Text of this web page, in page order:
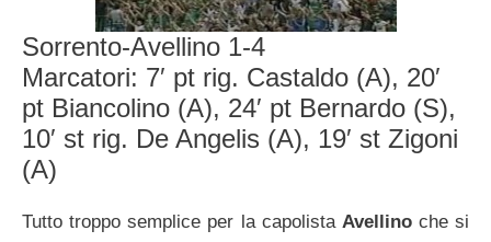
Sorrento-Avellino 1-4
Marcatori: 7′ pt rig. Castaldo (A), 20′
pt Biancolino (A), 24′ pt Bernardo (S),
10′ st rig. De Angelis (A), 19′ st Zigoni
(A)
Tutto troppo semplice per la capolista Avellinoche si